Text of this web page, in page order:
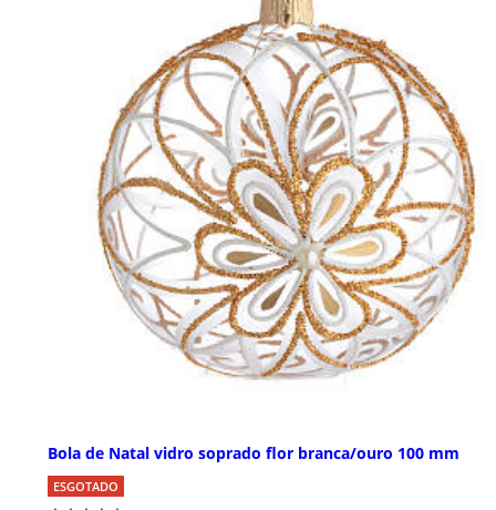
Bola de Natal vidro soprado flor branca/ouro 100 mm
ESGOTADO